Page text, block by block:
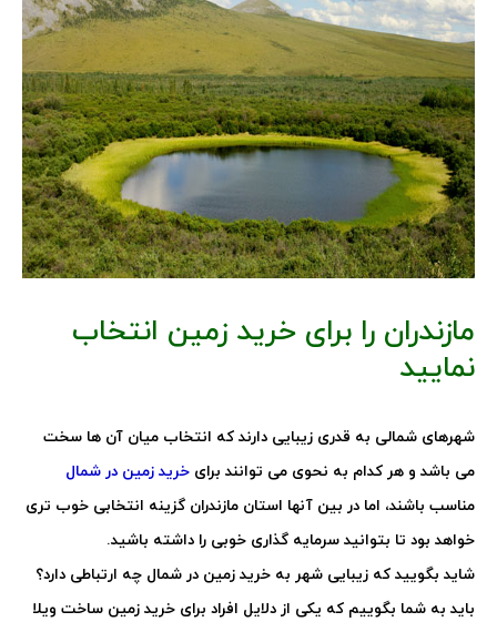
مازندران را برای خرید زمین انتخاب
نمایید
شهرهای شمالی به قدری زیبایی دارند که انتخاب میان آن ها سخت
می باشد و هر کدام به نحوی می توانند برای خرید زمین در شمال
مناسب باشند، اما در بین آنها استان مازندران گزینه انتخابی خوب تری
خواهد بود تا بتوانید سرمایه گذاری خوبی را داشته باشید.
شاید بگویید که زیبایی شهر به خرید زمین در شمال چه ارتباطی دارد؟
باید به شما بگوییم که یکی از دلایل افراد برای خرید زمین ساخت ویلا